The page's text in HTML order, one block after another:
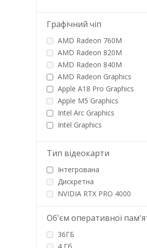
VA
WVA
Графічний чіп
AMD Radeon 760M
AMD Radeon 820M
AMD Radeon 840M
AMD Radeon Graphics
Apple A18 Pro Graphics
Apple M5 Graphics
Intel Arc Graphics
Intel Graphics
Intel Iris Xe Graphics
Intel UHD Graphics
Intel UHD Graphics 600
NVIDIA GeForce RTX 2050
NVIDIA GeForce RTX 3050
NVIDIA GeForce RTX 4050
NVIDIA GeForce RTX 4060
NVIDIA GeForce RTX 5050
NVIDIA GeForce RTX 5060
Тип відеокарти
Інтегрована
Дискретна
NVIDIA RTX PRO 4000
Об'єм оперативної
36ГБ